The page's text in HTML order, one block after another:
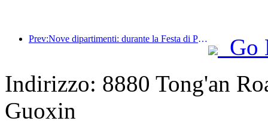
Prev:Nove dipartimenti: durante la Festa di Primavera, le catene alberghiere e le case vacanze boutique offriranno misure preferenziali.
Go
Indirizzo: 8880 Tong'an
Guoxin